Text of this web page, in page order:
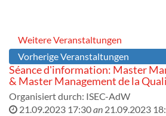
Weitere Veranstaltungen
Vorherige Veranstaltungen
Séance d'information: Master
& Master Management de la
Organisiert durch: ISEC-AdW
21.09.2023 17:30an 21.09.2023